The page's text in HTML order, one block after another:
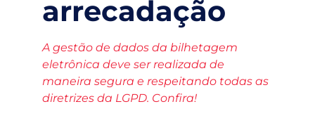
arrecadação
A gestão de dados da bilhetagem
eletrônica deve ser realizada de
maneira segura e respeitando todas as
diretrizes da LGPD. Confira!